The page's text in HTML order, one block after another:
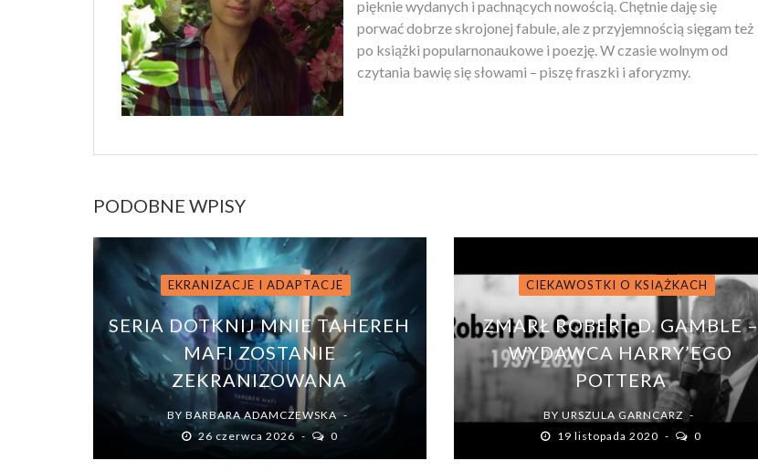
pięknie wydanych i pachnących nowością. Chętnie daję się
porwać dobrze skrojonej fabule, ale z przyjemnością sięgam też
po książki popularnonaukowe i poezję. W czasie wolnym od
czytania bawię się słowami – piszę fraszki i aforyzmy.
PODOBNE WPISY
EKRANIZACJE I ADAPTACJE
SERIA DOTKNIJ MNIE TAHEREH
MAFI ZOSTANIE
ZEKRANIZOWANA
BYBARBARA ADAMCZEWSKA
26 czerwca 2026
0
CIEKAWOSTKI O KSIĄŻKACH
ZMARŁ ROBERT D. GAMBLE –
WYDAWCA HARRY’EGO
POTTERA
BYURSZULA GARNCARZ
19 listopada 2020
0